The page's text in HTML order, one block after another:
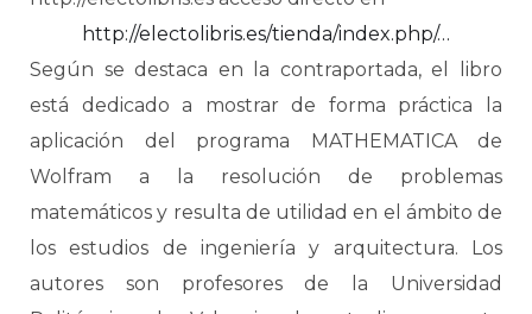
http://electolibris.es/tienda/index.php/…
Según se destaca en la contraportada, el libro
está dedicado a mostrar de forma práctica la
aplicación del programa MATHEMATICA de
Wolfram a la resolución de problemas
matemáticos y resulta de utilidad en el ámbito de
los estudios de ingeniería y arquitectura. Los
autores son profesores de la Universidad